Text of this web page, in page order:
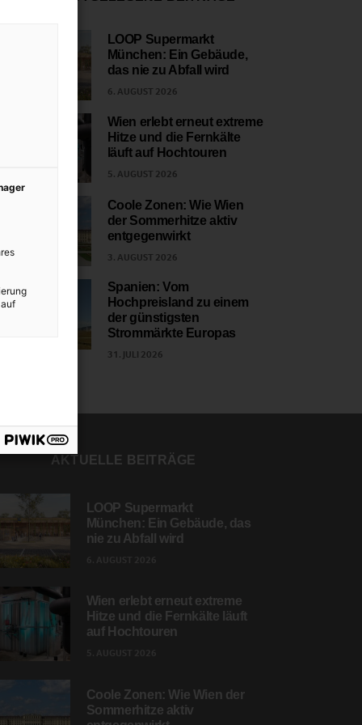
LOOP Supermarkt
München: Ein Gebäude,
das nie zu Abfall wird
6. AUGUST 2026
Wien erlebt erneut extreme
Hitze und die Fernkälte
läuft auf Hochtouren
5. AUGUST 2026
Coole Zonen: Wie Wien
der Sommerhitze aktiv
entgegenwirkt
3. AUGUST 2026
Spanien: Vom
Hochpreisland zu einem
der günstigsten
Strommärkte Europas
31. JULI 2026
AKTUELLE BEITRÄGE
LOOP Supermarkt
München: Ein Gebäude, das
nie zu Abfall wird
Wien erlebt erneut extreme
Hitze und die Fernkälte läuft
auf Hochtouren
Coole Zonen: Wie Wien der
Sommerhitze aktiv